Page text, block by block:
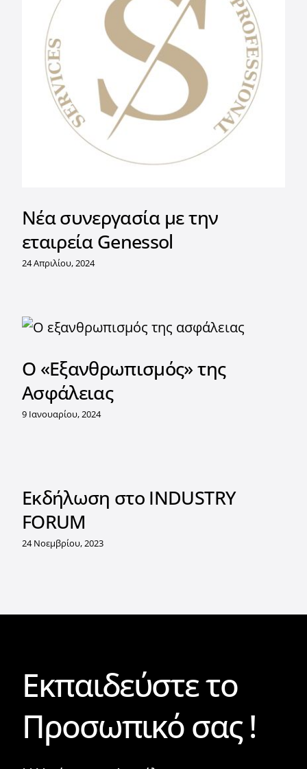
Νέα συνεργασία με την
24 Απριλίου, 2024
Ο «Εξανθρωπισμός» της
Ασφάλειας
9 Ιανουαρίου, 2024
24 Νοεμβρίου, 2023
Προσωπικό σας !
Η Υγεία και η Ασφάλεια
διαδραματίζουν ζωτικό ρόλο στην